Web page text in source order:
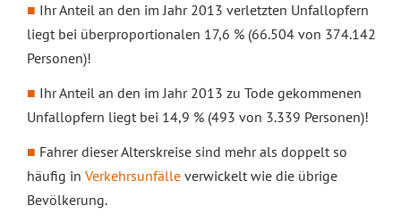
Ihr Anteil an den im Jahr 2013 verletzten Unfallopfern
liegt bei überproportionalen 17,6 % (66.504 von 374.142
Personen)!
Ihr Anteil an den im Jahr 2013 zu Tode gekommenen
Unfallopfern liegt bei 14,9 % (493 von 3.339 Personen)!
Fahrer dieser Alterskreise sind mehr als doppelt so
häufig in Verkehrsunfälle verwickelt wie die übrige
Bevölkerung.